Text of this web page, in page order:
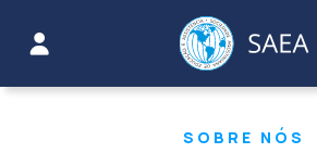
SOBRE NÓS